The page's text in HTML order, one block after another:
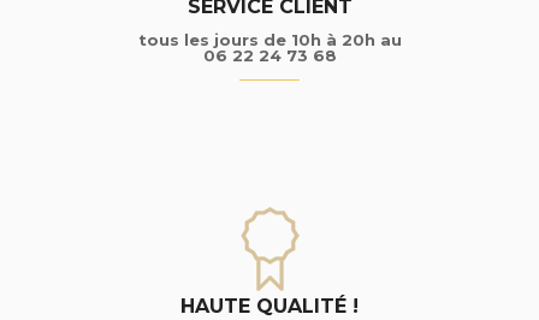
SERVICE CLIENT
tous les jours de 10h à 20h au
06 22 24 73 68
HAUTE QUALITÉ !